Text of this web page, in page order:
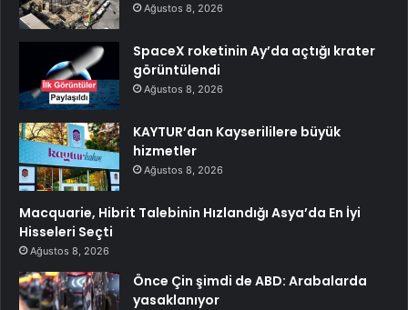
Ağustos 8, 2026
SpaceX roketinin Ay’da açtığı krater
görüntülendi
Ağustos 8, 2026
KAYTUR’dan Kayserililere büyük
hizmetler
Ağustos 8, 2026
Macquarie, Hibrit Talebinin Hızlandığı Asya’da En İyi
Hisseleri Seçti
Ağustos 8, 2026
Önce Çin şimdi de ABD: Arabalarda
yasaklanıyor